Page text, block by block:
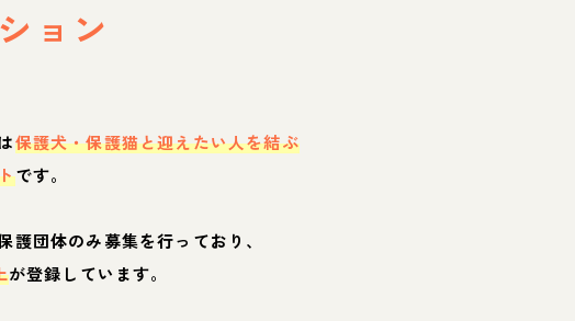
ョン
保護犬・保護猫と迎えたい人を結ぶ
です。
護団体のみ募集を行っており、
が登録しています。